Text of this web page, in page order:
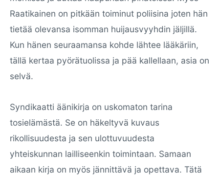
Raatikainen on pitkään toiminut poliisina joten hän
tietää olevansa isomman huijausvyyhdin jäljillä.
Kun hänen seuraamansa kohde lähtee lääkäriin,
tällä kertaa pyörätuolissa ja pää kallellaan, asia on
selvä.
Syndikaatti äänikirja on uskomaton tarina
tosielämästä. Se on häkeltyvä kuvaus
rikollisuudesta ja sen ulottuvuudesta
yhteiskunnan lailliseenkin toimintaan. Samaan
aikaan kirja on myös jännittävä ja opettava. Tätä